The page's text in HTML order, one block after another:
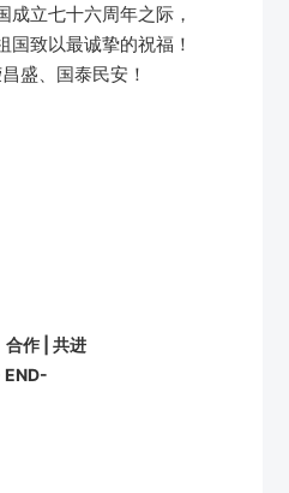
成立七十六周年之际，
国致以最诚挚的祝福！
盛、国泰民安！
作 | 共进
END-